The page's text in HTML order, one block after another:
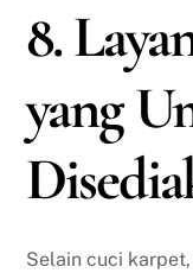
8.
yang
Selain cuci